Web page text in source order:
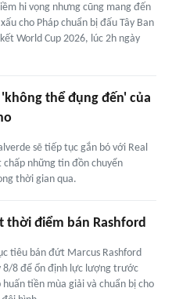
hi vọng nhưng cũng mang đến
cho Pháp chuẩn bị đấu Tây Ban
World Cup 2026, lúc 2h ngày
thể đụng đến' của
sẽ tiếp tục gắn bó với Real
chấp những tin đồn chuyển
thời gian qua.
thời điểm bán Rashford
tiêu bán đứt Marcus Rashford
8/8 để ổn định lực lượng trước
tiền mùa giải và chuẩn bị cho